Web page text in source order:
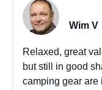
Wim V
Relaxed, great
but still in good
camping gear are